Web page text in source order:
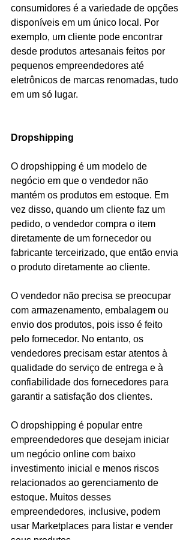
consumidores é a variedade de opções
disponíveis em um único local. Por
exemplo, um cliente pode encontrar
desde produtos artesanais feitos por
pequenos empreendedores até
eletrônicos de marcas renomadas, tudo
em um só lugar.
Dropshipping
O dropshipping é um modelo de
negócio em que o vendedor não
mantém os produtos em estoque. Em
vez disso, quando um cliente faz um
pedido, o vendedor compra o item
diretamente de um fornecedor ou
fabricante terceirizado, que então envia
o produto diretamente ao cliente.
O vendedor não precisa se preocupar
com armazenamento, embalagem ou
envio dos produtos, pois isso é feito
pelo fornecedor. No entanto, os
vendedores precisam estar atentos à
qualidade do serviço de entrega e à
confiabilidade dos fornecedores para
garantir a satisfação dos clientes.
O dropshipping é popular entre
empreendedores que desejam iniciar
um negócio online com baixo
investimento inicial e menos riscos
relacionados ao gerenciamento de
estoque. Muitos desses
empreendedores, inclusive, podem
usar Marketplaces para listar e vender